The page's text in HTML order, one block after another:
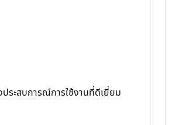
ระสบการณ์การใช้งานที่ดีเยี่ยม